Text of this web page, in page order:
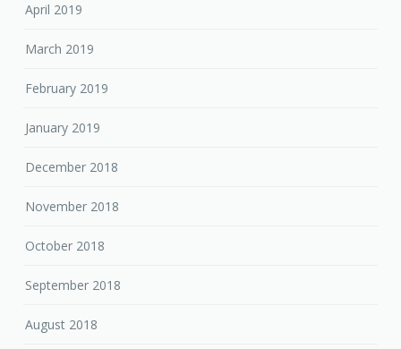
April 2019
March 2019
February 2019
January 2019
December 2018
November 2018
October 2018
September 2018
August 2018